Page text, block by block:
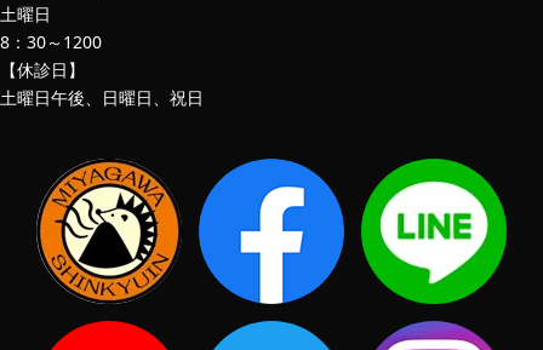
土曜日
8：30～1200
【休診日】
土曜日午後、日曜日、祝日